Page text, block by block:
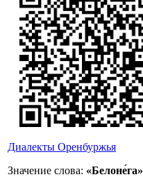
Диалекты Оренбуржья
Значение слова: «Белоне́га»